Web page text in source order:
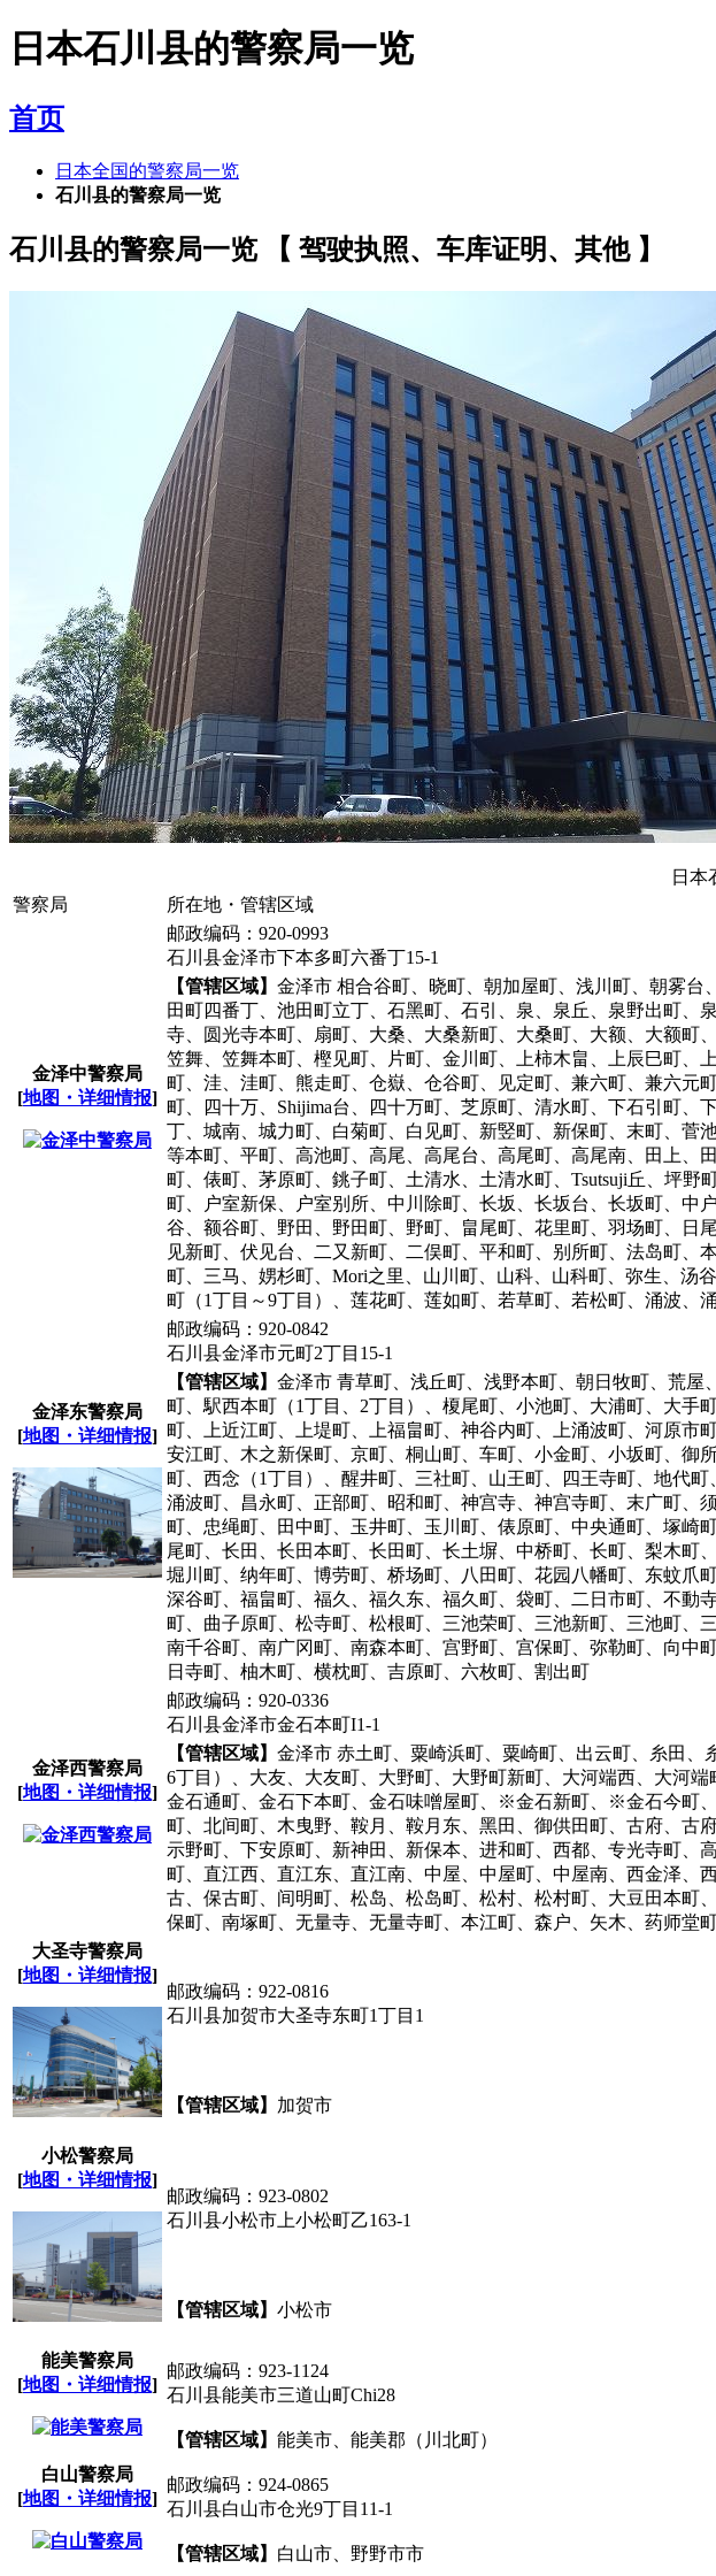
日本石川县的警察局一览
首页
日本全国的警察局一览
石川县的警察局一览
石川县的警察局一览 【 驾驶执照、车库证明、其他 】
日本
警察局
所在地・管辖区域
金泽中警察局
[地图・详细情报]
邮政编码：920-0993
石川县金泽市下本多町六番丁15-1
【管辖区域】 金泽市 相合谷町、晓町、朝加屋町、浅川町、朝雾
田町四番丁、池田町立丁、石黑町、石引、泉、泉丘、泉野出町
寺、圆光寺本町、扇町、大桑、大桑新町、大桑町、大额、大额町
笠舞、笠舞本町、樫见町、片町、金川町、上柿木畠、上辰巳町、
町、洼、洼町、熊走町、仓嶽、仓谷町、见定町、兼六町、兼六元
町、四十万、Shijima台、四十万町、芝原町、清水町、下石引町
丁、城南、城力町、白菊町、白见町、新竪町、新保町、末町、菅
等本町、平町、高池町、高尾、高尾台、高尾町、高尾南、田上、
町、俵町、茅原町、銚子町、土清水、土清水町、Tsutsuji丘、坪
町、户室新保、户室别所、中川除町、长坂、长坂台、长坂町、中
谷、额谷町、野田、野田町、野町、畠尾町、花里町、羽场町、日
见新町、伏见台、二又新町、二俣町、平和町、别所町、法岛町
町、三马、娚杉町、Mori之里、山川町、山科、山科町、弥生、汤
町（1丁目～9丁目）、莲花町、莲如町、若草町、若松町、涌波、
金泽东警察局
[地图・详细情报]
邮政编码：920-0842
石川县金泽市元町2丁目15-1
【管辖区域】 金泽市 青草町、浅丘町、浅野本町、朝日牧町、荒
町、駅西本町（1丁目、2丁目）、榎尾町、小池町、大浦町、大
町、上近江町、上堤町、上福畠町、神谷内町、上涌波町、河原市
安江町、木之新保町、京町、桐山町、车町、小金町、小坂町、御
町、西念（1丁目）、醒井町、三社町、山王町、四王寺町、地代
涌波町、昌永町、正部町、昭和町、神宫寺、神宫寺町、末广町、
町、忠绳町、田中町、玉井町、玉川町、俵原町、中央通町、塚崎
尾町、长田、长田本町、长田町、长土塀、中桥町、长町、梨木
堀川町、纳年町、博劳町、桥场町、八田町、花园八幡町、东蚊爪
深谷町、福畠町、福久、福久东、福久町、袋町、二日市町、不動
町、曲子原町、松寺町、松根町、三池荣町、三池新町、三池町、
南千谷町、南广冈町、南森本町、宫野町、宫保町、弥勒町、向中
日寺町、柚木町、横枕町、吉原町、六枚町、割出町
金泽西警察局
[地图・详细情报]
邮政编码：920-0336
石川县金泽市金石本町I1-1
【管辖区域】 金泽市 赤土町、粟崎浜町、粟崎町、出云町、糸田、
6丁目）、大友、大友町、大野町、大野町新町、大河端西、大河
金石通町、金石下本町、金石味噌屋町、※金石新町、※金石今町
町、北间町、木曳野、鞍月、鞍月东、黑田、御供田町、古府、古
示野町、下安原町、新神田、新保本、进和町、西都、专光寺町
町、直江西、直江东、直江南、中屋、中屋町、中屋南、西金泽、
古、保古町、间明町、松岛、松岛町、松村、松村町、大豆田本町
保町、南塚町、无量寺、无量寺町、本江町、森户、矢木、药师堂
大圣寺警察局
[地图・详细情报]
邮政编码：922-0816
石川县加贺市大圣寺东町1丁目1
【管辖区域】 加贺市
小松警察局
[地图・详细情报]
邮政编码：923-0802
石川县小松市上小松町乙163-1
【管辖区域】 小松市
能美警察局
[地图・详细情报]
邮政编码：923-1124
石川县能美市三道山町Chi28
【管辖区域】 能美市、能美郡（川北町）
白山警察局
[地图・详细情报]
邮政编码：924-0865
石川县白山市仓光9丁目11-1
【管辖区域】 白山市、野野市市